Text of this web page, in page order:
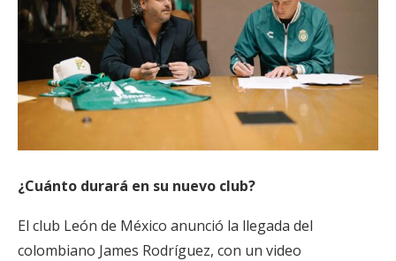
¿Cuánto durará en su nuevo club?
El club León de México anunció la llegada del
colombiano James Rodríguez, con un video